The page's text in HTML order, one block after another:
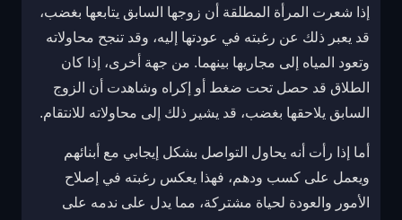
إذا شعرت المرأة المطلقة أن زوجها السابق يتابعها بغضب،
قد يعبر ذلك عن رغبته في عودتها إليه، وقد تنجح محاولاته
وتعود المياه إلى مجاريها بينهما. من جهة أخرى، إذا كان
الطلاق قد حصل تحت ضغط أو إكراه وشاهدت أن الزوج
السابق يلاحقها بغضب، قد يشير ذلك إلى محاولاته للانتقام.
أما إذا رأت أنه يحاول التواصل بشكل إيجابي مع أبنائهم
ويعمل على كسب ودهم، فهذا يعكس رغبته في إصلاح
الأمور والعودة لحياة مشتركة، مما يدل على ندمه على